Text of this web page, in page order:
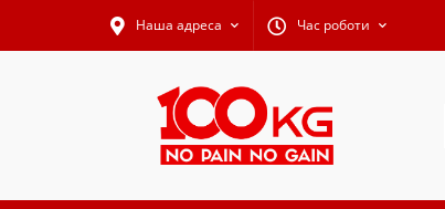
Наша адреса Час роботи